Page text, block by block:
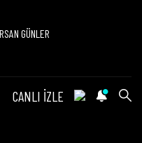
GÜNLER
CANLI İZLE